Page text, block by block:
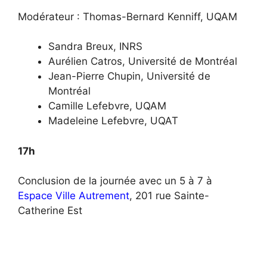
Modérateur : Thomas-Bernard Kenniff, UQAM
Sandra Breux, INRS
Aurélien Catros, Université de Montréal
Jean-Pierre Chupin, Université de
Montréal
Camille Lefebvre, UQAM
Madeleine Lefebvre, UQAT
17h
Conclusion de la journée avec un 5 à 7 à
Espace Ville Autrement, 201 rue Sainte-
Catherine Est